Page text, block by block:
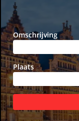
Omschrijving
Plaats